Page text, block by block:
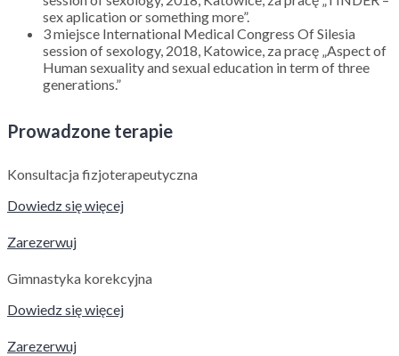
sex aplication or something more”.
3 miejsce International Medical Congress Of Silesia
session of sexology, 2018, Katowice, za pracę „Aspect of
Human sexuality and sexual education in term of three
generations.”
Prowadzone terapie
Konsultacja fizjoterapeutyczna
Dowiedz się więcej
Zarezerwuj
Gimnastyka korekcyjna
Dowiedz się więcej
Zarezerwuj